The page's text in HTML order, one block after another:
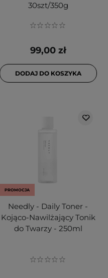
30szt/350g
99,00 zł
DODAJ DO KOSZYKA
PROMOCJA
Needly - Daily Toner -
Kojąco-Nawilżający Tonik
do Twarzy - 250ml